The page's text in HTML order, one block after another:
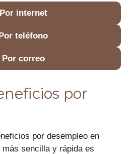
Por internet
teléfono
Por correo
por
por desempleo en
sencilla y rápida es